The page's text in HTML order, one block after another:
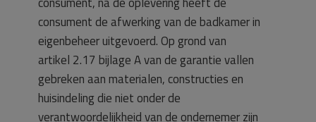
consument de afwerking van de badkamer in
eigenbeheer uitgevoerd. Op grond van
artikel 2.17 bijlage A van de garantie vallen
gebreken aan materialen, constructies en
huisindeling die niet onder de
verantwoordelijkheid van de ondernemer zijn